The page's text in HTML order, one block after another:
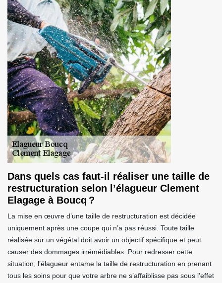
Dans quels cas faut-il réaliser une taille de
restructuration selon l’élagueur Clement
Elagage à Boucq ?
La mise en œuvre d’une taille de restructuration est décidée
uniquement après une coupe qui n’a pas réussi. Toute taille
réalisée sur un végétal doit avoir un objectif spécifique et peut
causer des dommages irrémédiables. Pour redresser cette
situation, l’élagueur entame la taille de restructuration en prenant
tous les soins pour que votre arbre ne s’affaiblisse pas sous l’effet